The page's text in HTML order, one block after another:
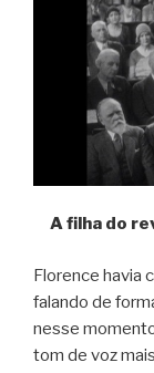
A filha do
Florence havia
falando de
nesse
tom de voz